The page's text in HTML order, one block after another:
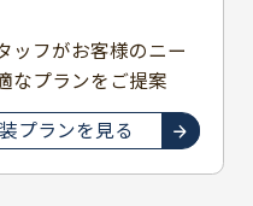
ッフがお客様のニー
なプランをご提案
プランを見る